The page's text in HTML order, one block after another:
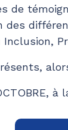
de
des
Inclusion,
à